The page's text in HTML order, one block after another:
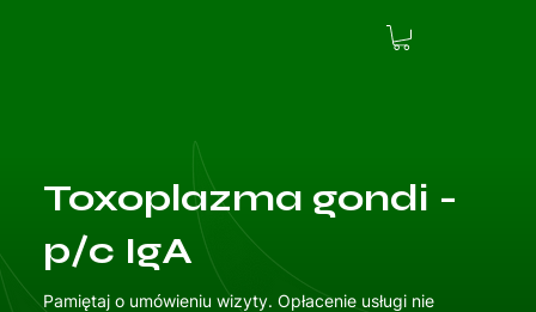
Toxoplazma gondi -
p/c IgA
Pamiętaj o umówieniu wizyty. Opłacenie usługi nie